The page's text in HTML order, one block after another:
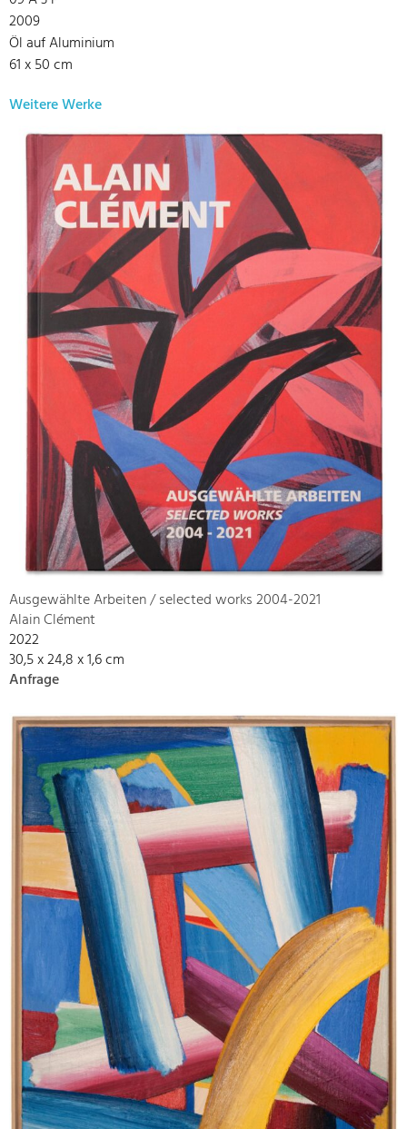
2009
Öl auf Aluminium
61 x 50 cm
Weitere Werke
Ausgewählte Arbeiten / selected works 2004-2021
Alain Clément
2022
30,5 x 24,8 x 1,6 cm
Anfrage